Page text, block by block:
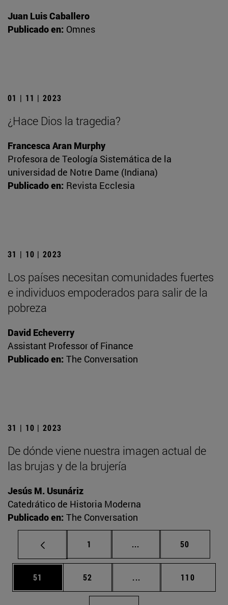
Juan Luis Caballero
Publicado en: Omnes
01 | 11 | 2023
¿Hace Dios la tragedia?
Francesca Aran Murphy
Profesora de Teología Sistemática de la
universidad de Notre Dame (Indiana)
Publicado en: Revista Ecclesia
31 | 10 | 2023
Los países necesitan comunidades fuertes
e individuos empoderados para salir de la
pobreza
David Echeverry
Assistant Professor of Finance
Publicado en: The Conversation
31 | 10 | 2023
De dónde viene nuestra imagen actual de
las brujas y de la brujería
Jesús M. Usunáriz
Catedrático de Historia Moderna
Publicado en: The Conversation
Página
1 ... Páginas intermedias
Página
50
Página
51 Página
52 ... Páginas intermedias
Página
110